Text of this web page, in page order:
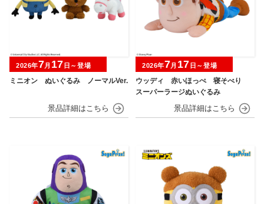
ミニオン ぬいぐるみ ノーマルVer.
2026年7月 17 日～登場
ウッディ 赤いほっぺ 寝そべり
スーパーラージぬいぐるみ
2026年7月 17 日～登場